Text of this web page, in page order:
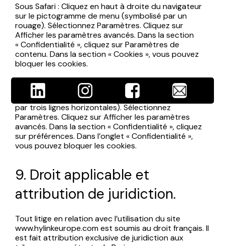
Sous Safari : Cliquez en haut à droite du navigateur
sur le pictogramme de menu (symbolisé par un
rouage). Sélectionnez Paramètres. Cliquez sur
Afficher les paramètres avancés. Dans la section
« Confidentialité », cliquez sur Paramètres de
contenu. Dans la section « Cookies », vous pouvez
bloquer les cookies.
Sous Chrome : Cliquez en haut à droite du
navigateur sur le pictogramme de menu (symbolisé
par trois lignes horizontales). Sélectionnez
Paramètres. Cliquez sur Afficher les paramètres
avancés. Dans la section « Confidentialité », cliquez
sur préférences. Dans l’onglet « Confidentialité »,
vous pouvez bloquer les cookies.
9. Droit applicable et
attribution de juridiction.
Tout litige en relation avec l’utilisation du site
www.hylinkeurope.com est soumis au droit français. Il
est fait attribution exclusive de juridiction aux